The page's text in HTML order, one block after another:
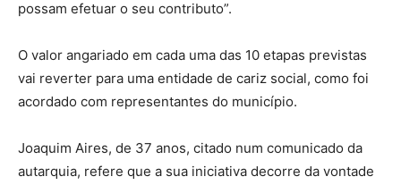
possam efetuar o seu contributo”.
O valor angariado em cada uma das 10 etapas previstas
vai reverter para uma entidade de cariz social, como foi
acordado com representantes do município.
Joaquim Aires, de 37 anos, citado num comunicado da
autarquia, refere que a sua iniciativa decorre da vontade